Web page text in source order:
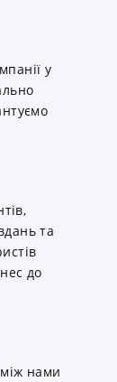
у
та
до
між нами